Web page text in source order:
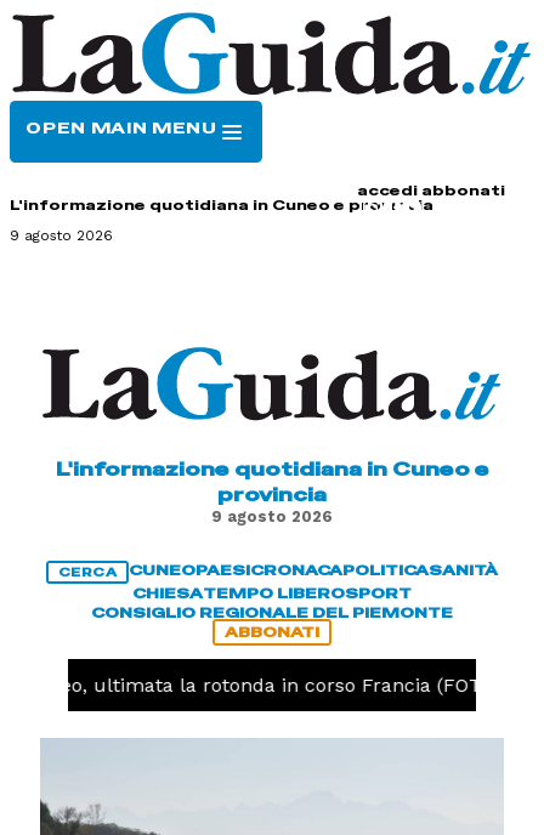
OPEN MAIN MENU
accedi abbonati
L'informazione quotidiana in Cuneo e provincia
9 agosto 2026
L'informazione quotidiana in Cuneo e
provincia
9 agosto 2026
CERCA CUNEOPAESICRONACAPOLITICASANITÀ
CHIESATEMPO LIBEROSPORT
CONSIGLIO REGIONALE DEL PIEMONTE
ABBONATI
Cuneo, ultimata la rotonda in corso Francia (FOTO)